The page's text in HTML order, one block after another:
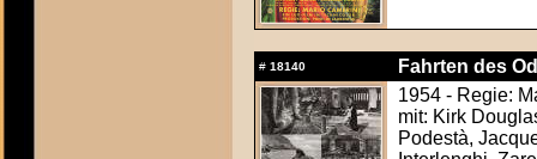
# 18140
Fahrten des
1954 - Regie:
mit: Kirk
Podestà,